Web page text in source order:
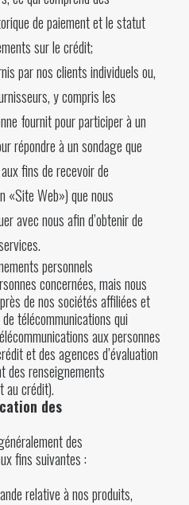
de paiement et le statut
sur le crédit;
par nos clients individuels ou,
y compris les
fournit pour participer à un
répondre à un sondage que
fins de recevoir de
«Site Web») que nous
avec nous afin d’obtenir de
personnels
concernées, mais nous
de nos sociétés affiliées et
télécommunications qui
aux personnes
et des agences d’évaluation
des renseignements
au crédit).
des
des
fins suivantes :
relative à nos produits,